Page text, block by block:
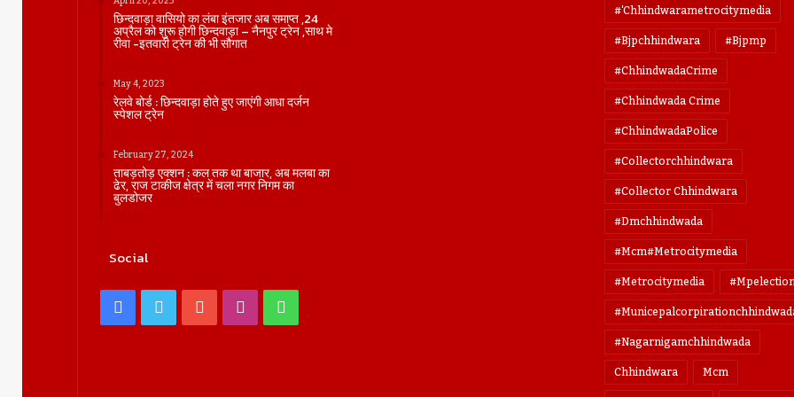
छिन्दवाड़ा वासियो का लंबा इंतजार अब समाप्त ,24
अप्रैल को शुरू होगी छिन्दवाड़ा – नैनपुर ट्रेन ,साथ मे
रीवा -इतवारी ट्रेन की भी सौगात
May 4, 2023
रेलवे बोर्ड : छिन्दवाड़ा होते हुए जाएंगी आधा दर्जन
स्पेशल ट्रेन
February 27, 2024
ताबड़तोड़ एक्शन : कल तक था बाजार, अब मलबा का
ढेर, राज टाकीज क्षेत्र में चला नगर निगम का
बुलडोजर
Social
Facebook
Twitter YouTubeInstagram
#'chhindwarametrocitymedia
#bjpchhindwara
#bjpmp
#ChhindwadaCrime
#Chhindwada Crime
#ChhindwadaPolice
#collectorchhindwara
#collector Chhindwara
#dmchhindwada
#mcm#metrocitymedia
#metrocitymedia
#nagarnigamchhindwada
Chhindwara
Mcm